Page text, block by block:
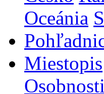
Oceánia
Miestopis
Osobnosti